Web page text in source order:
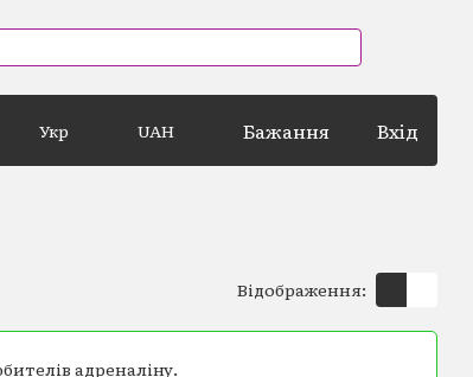
Укр UAH Бажання Вхід
Відображення:
адреналіну.